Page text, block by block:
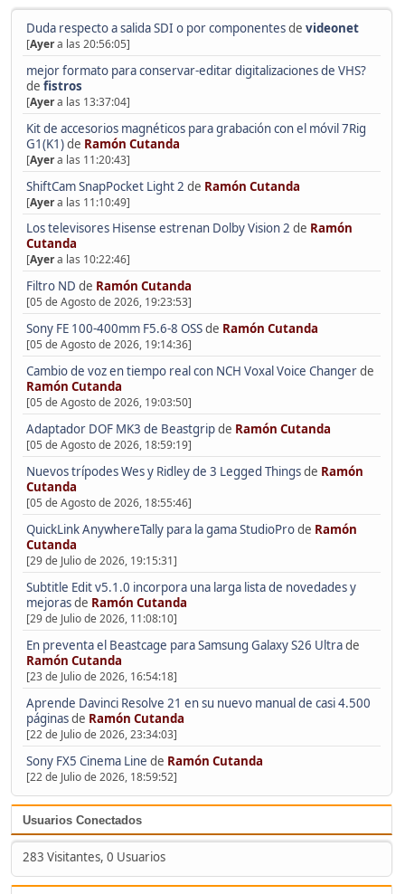
Duda respecto a salida SDI o por componentesde videonet
[Ayera las 20:56:05]
mejor formato para conservar-editar digitalizaciones de VHS?
de fistros
[Ayera las 13:37:04]
Kit de accesorios magnéticos para grabación con el móvil 7Rig
G1(K1)de Ramón Cutanda
[Ayera las 11:20:43]
ShiftCam SnapPocket Light 2 de Ramón Cutanda
[Ayera las 11:10:49]
Los televisores Hisense estrenan Dolby Vision 2 de Ramón
Cutanda
[Ayera las 10:22:46]
Filtro ND de Ramón Cutanda
[05 de Agosto de 2026, 19:23:53]
Sony FE 100-400mm F5.6-8 OSSde Ramón Cutanda
[05 de Agosto de 2026, 19:14:36]
Cambio de voz en tiempo real con NCH Voxal Voice Changerde
Ramón Cutanda
[05 de Agosto de 2026, 19:03:50]
Adaptador DOF MK3 de Beastgripde Ramón Cutanda
[05 de Agosto de 2026, 18:59:19]
Nuevos trípodes Wes y Ridley de 3 Legged Thingsde Ramón
Cutanda
[05 de Agosto de 2026, 18:55:46]
QuickLink AnywhereTally para la gama StudioProde Ramón
Cutanda
[29 de Julio de 2026, 19:15:31]
Subtitle Edit v5.1.0 incorpora una larga lista de novedades y
mejorasde Ramón Cutanda
[29 de Julio de 2026, 11:08:10]
En preventa el Beastcage para Samsung Galaxy S26 Ultrade
Ramón Cutanda
[23 de Julio de 2026, 16:54:18]
Aprende Davinci Resolve 21 en su nuevo manual de casi 4.500
páginasde Ramón Cutanda
[22 de Julio de 2026, 23:34:03]
Sony FX5 Cinema Line de Ramón Cutanda
[22 de Julio de 2026, 18:59:52]
Usuarios Conectados
283 Visitantes, 0 Usuarios